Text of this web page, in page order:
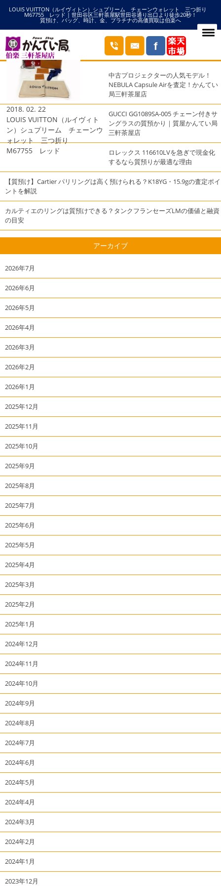
LOUIS VUITTON（ルイヴィトン）シュプリーム チェーンウォレット 三つ折り
M67755 レッド | 世田谷区三軒茶屋駅世田谷通り出口より徒歩20秒！
質預け、バッグ、時計、金、プラチナの高価買取は伯楽へ
HOME LOUIS VUITTON（ルイヴィトンの記事一覧
ブログ
2018. 02. 22
LOUIS VUITTON（ルイヴィト
ン）シュプリーム チェーンウ
ォレット 三つ折り
M67755 レッド
最近の投稿
中古プロジェクターの人気モデル！
NEBULA Capsule Airを査定！かんてい
局三軒茶屋店
GUCCI GG1089SA-005 チェーン付きサ
ングラスの質預かり｜質屋かんてい局
三軒茶屋店
ロレックス 116610LVを急ぎで現金化
するなら質預りが最適な理由
【質預け】Cartier パリリングは高く預けられる？K18YG・15.9gの査定ポイ
ントを解説
カルティエのリングは質預けできる？タンクフランセーズLMの価値と融資
の目安
アーカイブ
2026年7月
2026年6月
2026年5月
2026年4月
2026年3月
2026年2月
2026年1月
2025年12月
2025年11月
2025年10月
2025年9月
2025年8月
2025年7月
2025年6月
2025年5月
2025年4月
2025年3月
2025年2月
2025年1月
2024年12月
2024年11月
2024年10月
2024年9月
2024年8月
2024年7月
2024年6月
2024年5月
2024年4月
2024年3月
2024年2月
2024年1月
2023年12月